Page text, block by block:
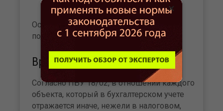
сборах.
Остановимся на некоторых новациях
подробнее.
Временные разницы
Согласно ПБУ 18/02, в отношении каждого
объекта, который в бухгалтерском учете
отражается иначе, нежели в налоговом,
×